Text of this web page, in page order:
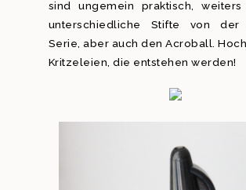
sind ungemein praktisch,
unterschiedliche Stifte von der
Serie, aber auch den Acroball.
Kritzeleien, die entstehen werden!